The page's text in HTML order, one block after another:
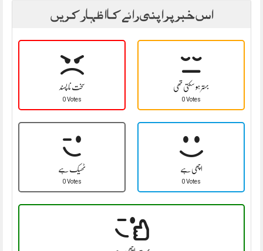
اس خبر پر اپنی رائے کا اظہار کریں
سخت نا پسند
0 Votes
بہتر ہو سکتی تھی
0 Votes
ٹھیک ہے
0 Votes
اچھی ہے
0 Votes